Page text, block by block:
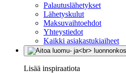
Palautuslähetykset
Lähetyskulut
Maksuvaihtoehdot
Yhteystiedot
Kaikki asiakastukiaiheet
Lisää inspiraatiota